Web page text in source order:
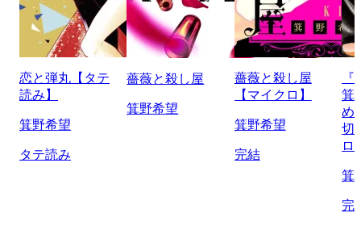
恋と弾丸【タテ
読み】
箕野希望
タテ読み
薔薇と殺し屋
箕野希望
薔薇と殺し屋
【マイクロ】
箕野希望
完結
箕
め
切
ロ
箕
完